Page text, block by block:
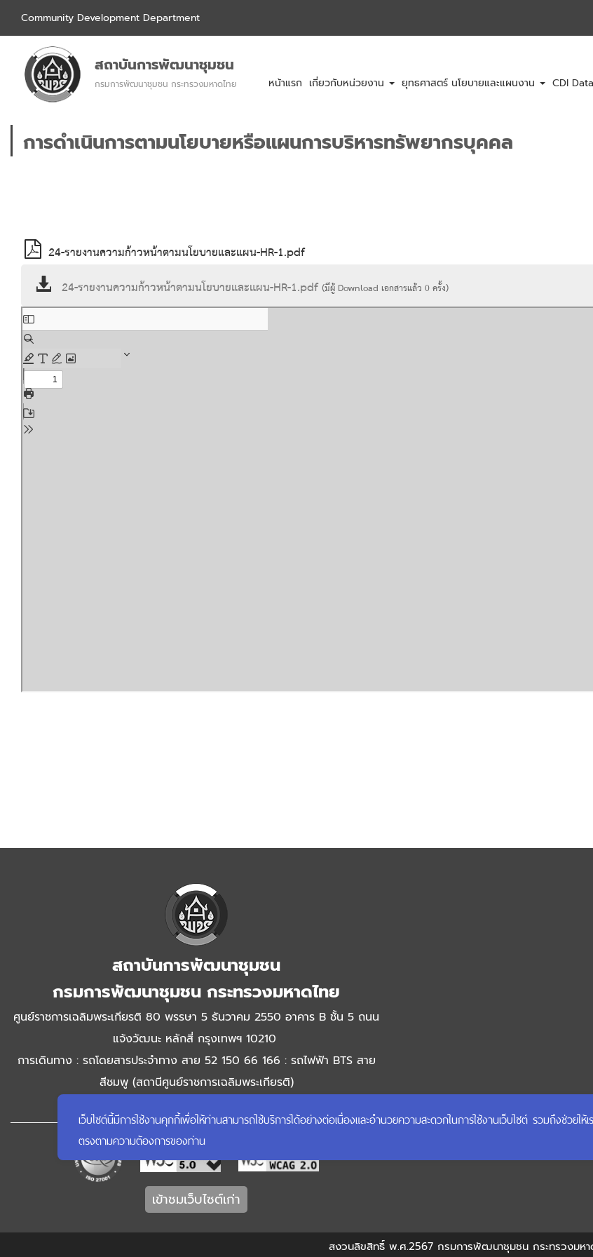
Community Development Department
สถาบันการพัฒนาชุมชน
กรมการพัฒนาชุมชน กระทรวงมหาดไทย หน้าแรก เกี่ยวกับหน่วยงาน ยุทธศาสตร์ นโยบายและแผนงาน CDI
การดำเนินการตามนโยบายหรือแผนการบริหารทรัพยากรบุคคล
24-รายงานความก้าวหน้าตามนโยบายและแผน-HR-1.pdf
24-รายงานความก้าวหน้าตามนโยบายและแผน-HR-1.pdf(มีผู้ Download เอกสารแล้ว 0ครั้ง)
สถาบันการพัฒนาชุมชน
กรมการพัฒนาชุมชน กระทรวงมหาดไทย
ศูนย์ราชการเฉลิมพระเกียรติ 80 พรรษา 5 ธันวาคม 2550 อาคาร B ชั้น 5 ถนน
แจ้งวัฒนะ หลักสี่ กรุงเทพฯ 10210
การเดินทาง : รถโดยสารประจำทาง สาย 52 150 66 166 : รถไฟฟ้า BTS สาย
สีชมพู (สถานีศูนย์ราชการเฉลิมพระเกียรติ)
เข้าชมเว็บไซต์เก่า
สงวนลิขสิทธิ์ พ.ศ.2567 กรมการพัฒนาชุมชน กระทรวงมหา
เว็บไซต์นี้มีการใช้งานคุกกี้เพื่อให้ท่านสามารถใช้บริการได้อย่างต่อเนื่องและอำนวยความสะดวกในการใช้งานเว็บไซต์ รวมถึงช่วยให้
ตรงตามความต้องการของท่าน